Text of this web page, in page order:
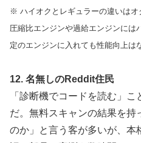
※ ハイオクとレギュラーの違いは
圧縮比エンジンや過給エンジンには
定のエンジンに入れても性能向上は
12. 名無しのReddit住民
「診断機でコードを読む」
だ。無料スキャンの結果を持
のか」と言う客が多いが、本